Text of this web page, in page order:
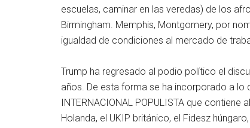
escuelas, caminar en las veredas) de los
Birmingham. Memphis, Montgomery, por
igualdad de condiciones al mercado de
Trump ha regresado al podio político el
años. De esta forma se ha incorporado a lo
INTERNACIONAL POPULISTA que
Holanda, el UKIP británico, el Fidesz